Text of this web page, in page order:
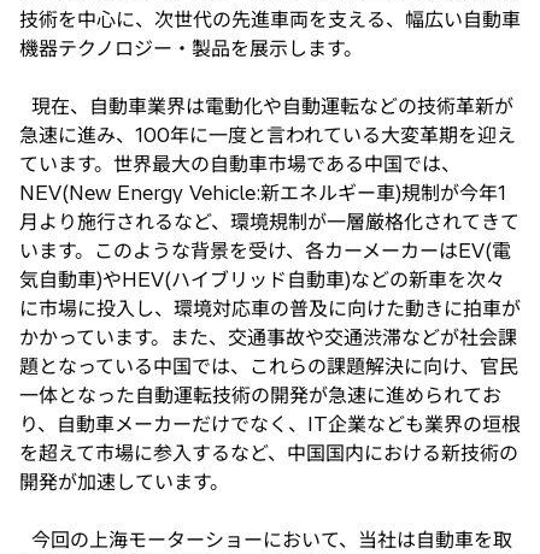
技術を中心に、次世代の先進車両を支える、幅広い自動車
機器テクノロジー・製品を展示します。
現在、自動車業界は電動化や自動運転などの技術革新が
急速に進み、100年に一度と言われている大変革期を迎え
ています。世界最大の自動車市場である中国では、
NEV(New Energy Vehicle:新エネルギー車)規制が今年1
月より施行されるなど、環境規制が一層厳格化されてきて
います。このような背景を受け、各カーメーカーはEV(電
気自動車)やHEV(ハイブリッド自動車)などの新車を次々
に市場に投入し、環境対応車の普及に向けた動きに拍車が
かかっています。また、交通事故や交通渋滞などが社会課
題となっている中国では、これらの課題解決に向け、官民
一体となった自動運転技術の開発が急速に進められてお
り、自動車メーカーだけでなく、IT企業なども業界の垣根
を超えて市場に参入するなど、中国国内における新技術の
開発が加速しています。
今回の上海モーターショーにおいて、当社は自動車を取